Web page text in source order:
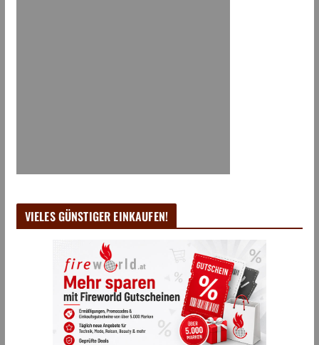
VIELES GÜNSTIGER EINKAUFEN!